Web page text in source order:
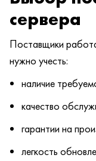
сервера
Поставщики
нужно учесть:
наличие
качество
гарантии на
легкость